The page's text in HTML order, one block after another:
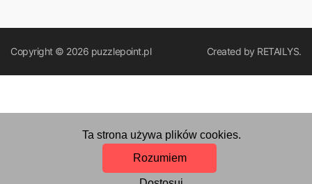
Copyright © 2026 puzzlepoint.pl Created by RETAILYS.
Ta strona używa plików cookies.
Rozumiem